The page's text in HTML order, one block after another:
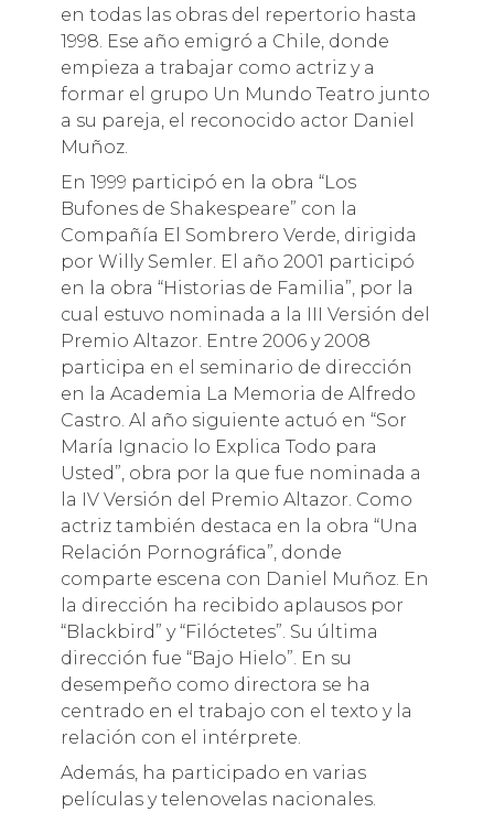
en todas las obras del repertorio hasta
1998. Ese año emigró a Chile, donde
empieza a trabajar como actriz y a
formar el grupo Un Mundo Teatro junto
a su pareja, el reconocido actor Daniel
Muñoz.
En 1999 participó en la obra “Los
Bufones de Shakespeare” con la
Compañía El Sombrero Verde, dirigida
por Willy Semler. El año 2001 participó
en la obra “Historias de Familia”, por la
cual estuvo nominada a la III Versión del
Premio Altazor. Entre 2006 y 2008
participa en el seminario de dirección
en la Academia La Memoria de Alfredo
Castro. Al año siguiente actuó en “Sor
María Ignacio lo Explica Todo para
Usted”, obra por la que fue nominada a
la IV Versión del Premio Altazor. Como
actriz también destaca en la obra “Una
Relación Pornográfica”, donde
comparte escena con Daniel Muñoz. En
la dirección ha recibido aplausos por
“Blackbird” y “Filóctetes”. Su última
dirección fue “Bajo Hielo”. En su
desempeño como directora se ha
centrado en el trabajo con el texto y la
relación con el intérprete.
Además, ha participado en varias
películas y telenovelas nacionales.